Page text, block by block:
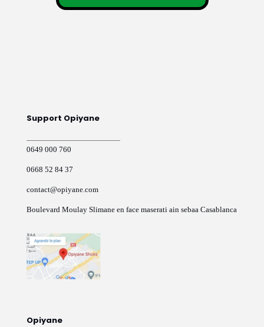
produit
la
du
produit
Support Opiyane
0649 000 760
0668 52 84 37
contact@opiyane.com
Boulevard Moulay Slimane en face maserati ain sebaa Casablanca
Opiyane